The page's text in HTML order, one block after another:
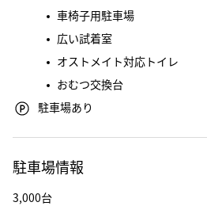
車椅子用駐車場
広い試着室
オストメイト対応トイレ
おむつ交換台
駐車場あり
駐車場情報
3,000台